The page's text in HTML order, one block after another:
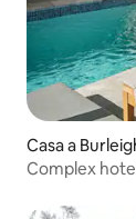
Casa a
Complex